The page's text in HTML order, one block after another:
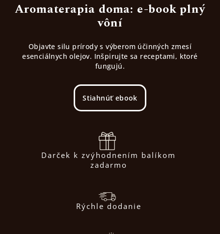
Aromaterapia doma: e-book plný
vôní
Objavte silu prírody s výberom účinných zmesí
esenciálnych olejov. Inšpirujte sa receptami, ktoré
fungujú.
Stiahnúť ebook
Darček k zvýhodnením balíkom
zadarmo
Rýchle dodanie